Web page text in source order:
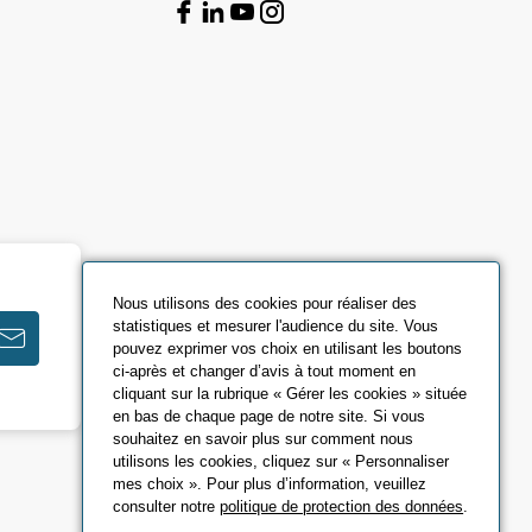
Nous utilisons des cookies pour réaliser des
statistiques et mesurer l'audience du site. Vous
pouvez exprimer vos choix en utilisant les boutons
ci-après et changer d’avis à tout moment en
cliquant sur la rubrique « Gérer les cookies » située
en bas de chaque page de notre site. Si vous
souhaitez en savoir plus sur comment nous
utilisons les cookies, cliquez sur « Personnaliser
mes choix ». Pour plus d’information, veuillez
consulter notrepolitique de protection des données.